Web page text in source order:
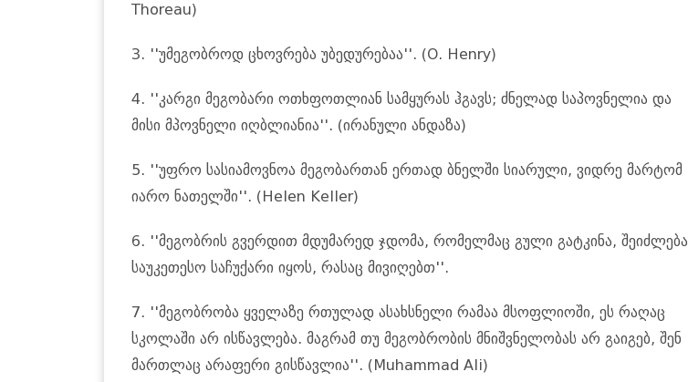
Thoreau)
3. ''უმეგობროდ ცხოვრება უბედურებაა''. (O. Henry)
4. ''კარგი მეგობარი ოთხფოთლიან სამყურას ჰგავს; ძნელად საპოვნელია და
მისი მპოვნელი იღბლიანია''. (ირანული ანდაზა)
5. ''უფრო სასიამოვნოა მეგობართან ერთად ბნელში სიარული, ვიდრე მარტომ
იარო ნათელში''. (Helen Keller)
6. ''მეგობრის გვერდით მდუმარედ ჯდომა, რომელმაც გული გატკინა, შეიძლება
საუკეთესო საჩუქარი იყოს, რასაც მივიღებთ''.
7. ''მეგობრობა ყველაზე რთულად ასახსნელი რამაა მსოფლიოში, ეს რაღაც
სკოლაში არ ისწავლება. მაგრამ თუ მეგობრობის მნიშვნელობას არ გაიგებ, შენ
მართლაც არაფერი გისწავლია''. (Muhammad Ali)